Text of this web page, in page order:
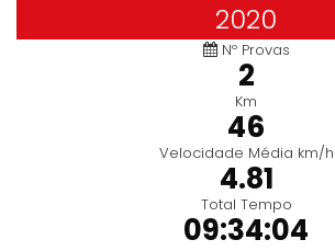
2020
Nº Provas
2
Km
46
Velocidade Média km/h
4.81
Total Tempo
09:34:04